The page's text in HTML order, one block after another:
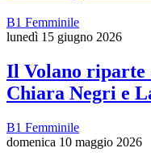
B1 Femminile
lunedì 15 giugno 2026
Il Volano riparte
Chiara Negri e
B1 Femminile
domenica 10 maggio 2026